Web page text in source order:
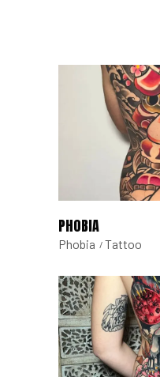
PHOBIA
Phobia Tattoo